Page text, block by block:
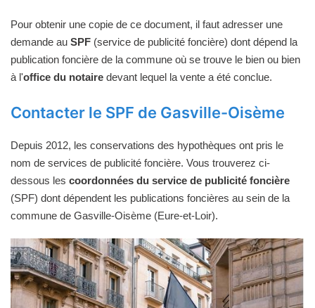
Pour obtenir une copie de ce document, il faut adresser une
demande au SPF (service de publicité foncière) dont dépend la
publication foncière de la commune où se trouve le bien ou bien
à l'office du notaire devant lequel la vente a été conclue.
Contacter le SPF de Gasville-Oisème
Depuis 2012, les conservations des hypothèques ont pris le
nom de services de publicité foncière. Vous trouverez ci-
dessous les coordonnées du service de publicité foncière
(SPF) dont dépendent les publications foncières au sein de la
commune de Gasville-Oisème (Eure-et-Loir).